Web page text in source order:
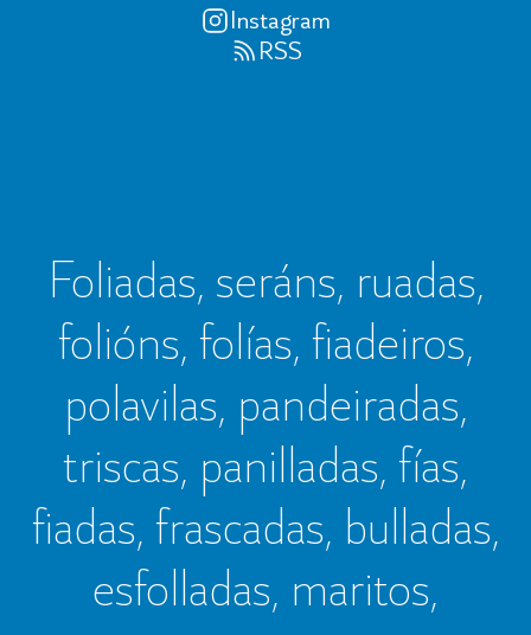
Instagram
RSS
Foliadas, seráns, ruadas,
folións, folías, fiadeiros,
polavilas, pandeiradas,
triscas, panilladas, fías,
fiadas, frascadas, bulladas,
esfolladas, maritos,